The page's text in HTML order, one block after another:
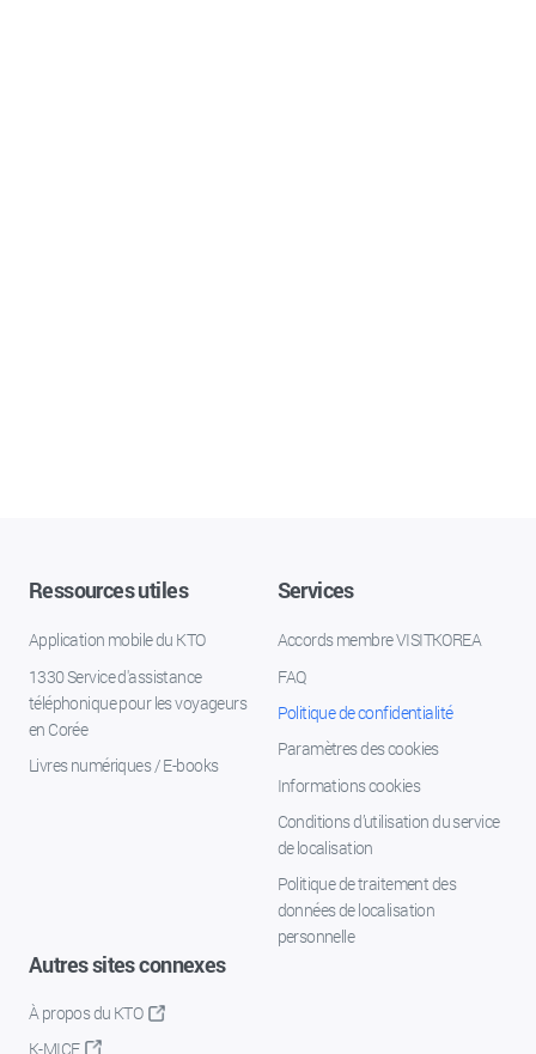
Ressources utiles
Application mobile du KTO
1330 Service d'assistance
téléphonique pour les voyageurs
en Corée
Livres numériques / E-books
Services
Accords membre VISITKOREA
FAQ
Politique de confidentialité
Paramètres des cookies
Informations cookies
Conditions d’utilisation du service
de localisation
Politique de traitement des
données de localisation
personnelle
Autres sites connexes
À propos du KTO
K-MICE